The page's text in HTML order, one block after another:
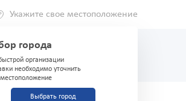
Укажите свое местоположение
города
организации
необходимо уточнить
Выбрать город
03-03